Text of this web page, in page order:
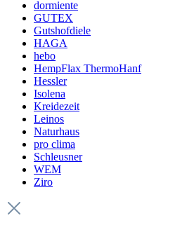
dormiente
GUTEX
Gutshofdiele
HAGA
hebo
HempFlax ThermoHanf
Hessler
Isolena
Kreidezeit
Leinos
Naturhaus
pro clima
Schleusner
WEM
Ziro